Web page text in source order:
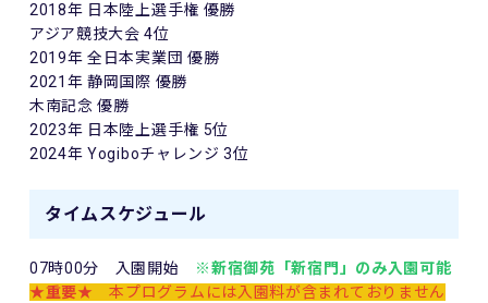
2018年 日本陸上選手権 優勝
アジア競技大会 4位
2019年 全日本実業団 優勝
2021年 静岡国際 優勝
木南記念 優勝
2023年 日本陸上選手権 5位
2024年 Yogiboチャレンジ 3位
タイムスケジュール
07時00分 入園開始 ※新宿御苑「新宿門」のみ入園可能
★重要★
本プログラムには入園料が含まれておりません